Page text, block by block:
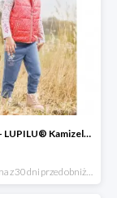
Hit cenowy - LUPILU® Kamizelka pikowana dziewczęca